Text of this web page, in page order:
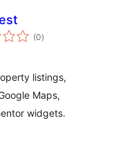
(0avaliações
totais
)
listings,
Maps,
widgets.